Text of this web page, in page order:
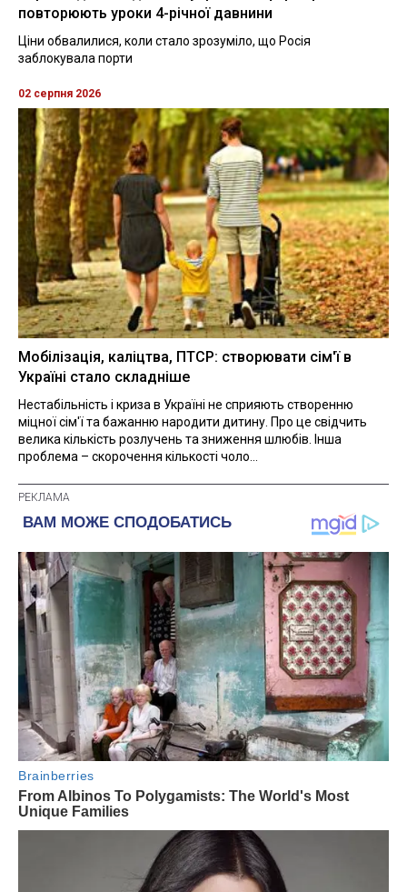
повторюють уроки 4-річної давнини
Ціни обвалилися, коли стало зрозуміло, що Росія
заблокувала порти
02 серпня 2026
Мобілізація, каліцтва, ПТСР: створювати сім'ї в
Україні стало складніше
Нестабільність і криза в Україні не сприяють створенню
міцної сім'ї та бажанню народити дитину. Про це свідчить
велика кількість розлучень та зниження шлюбів. Інша
проблема – скорочення кількості чоло...